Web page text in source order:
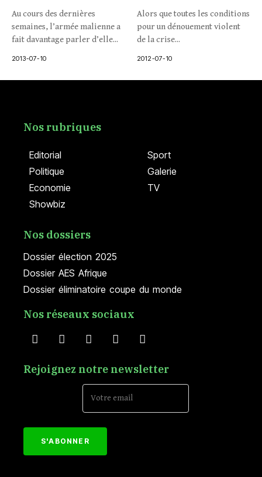
Au cours des dernières
semaines, l’armée malienne a
fait davantage parler d’elle...
2013-07-10
Alors que toutes les conditions
pour un dénouement violent
de la crise...
2012-07-10
Editorial
Politique
Economie
Showbiz
Sport
Galerie
TV
Nos rubriques
Dossier élection 2025
Dossier AES Afrique
Dossier éliminatoire coupe du monde
Nos dossiers
Nos réseaux sociaux
Rejoignez notre newsletter